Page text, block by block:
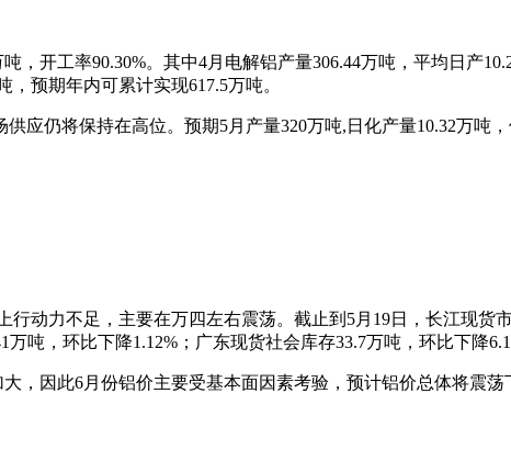
开工率90.30%。其中4月电解铝产量306.44万吨，平均日产
预期年内可累计实现617.5万吨。
仍将保持在高位。预期5月产量320万吨,日化产量10.32万吨，
力不足，主要在万四左右震荡。截止到5月19日，长江现货
吨，环比下降1.12%；广东现货社会库存33.7万吨，环比下降
因此6月份铝价主要受基本面因素考验，预计铝价总体将震荡